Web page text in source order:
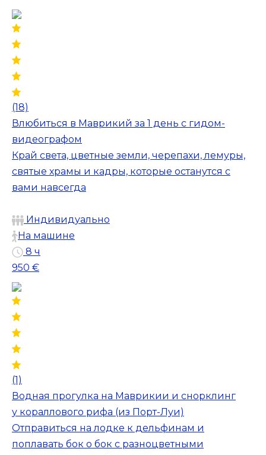
(18)
Влюбиться в Маврикий за 1 день с гидом-
видеографом
Край света, цветные земли, черепахи, лемуры,
святые храмы и кадры, которые останутся с
вами навсегда
Индивидуально
На машине
8 ч
950 €
(1)
Водная прогулка на Маврикии и снорклинг
у кораллового рифа (из Порт-Луи)
Отправиться на лодке к дельфинам и
поплавать бок о бок с разноцветными